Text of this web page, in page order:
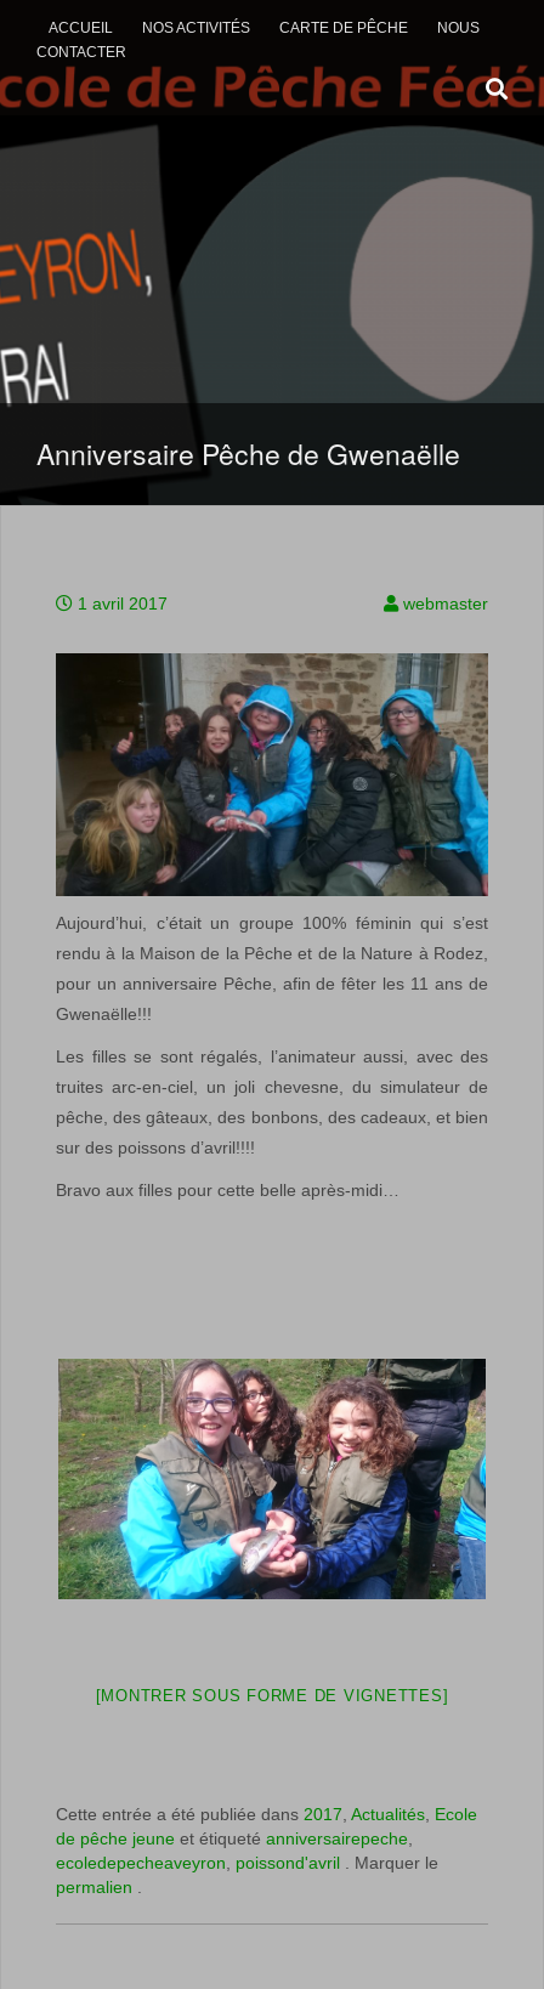
ACCUEIL NOS ACTIVITÉS CARTE DE PÊCHE
NOUS
CONTACTER
ALLER AU CONTENU
Anniversaire Pêche de Gwenaëlle
1 avril 2017 webmaster
Aujourd’hui, c’était un groupe 100% féminin qui s’est
rendu à la Maison de la Pêche et de la Nature à Rodez,
pour un anniversaire Pêche, afin de fêter les 11 ans de
Gwenaëlle!!!
Les filles se sont régalés, l’animateur aussi, avec des
truites arc-en-ciel, un joli chevesne, du simulateur de
pêche, des gâteaux, des bonbons, des cadeaux, et bien
sur des poissons d’avril!!!!
Bravo aux filles pour cette belle après-midi…
[MONTRER SOUS FORME DE VIGNETTES]
Cette entrée a été publiée dans 2017, Actualités, Ecole
de pêche jeune et étiqueté anniversairepeche,
ecoledepecheaveyron, poissond'avril . Marquer le
permalien .